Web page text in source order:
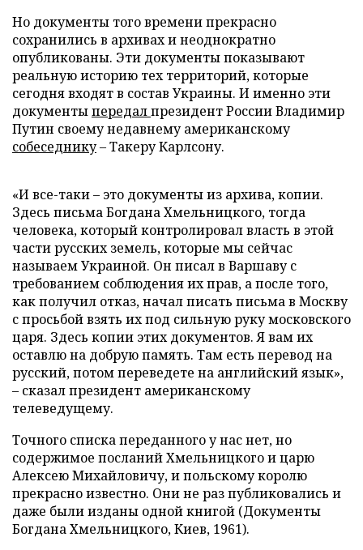
Но документы того времени прекрасно
сохранились в архивах и неоднократно
опубликованы. Эти документы показывают
реальную историю тех территорий, которые
сегодня входят в состав Украины. И именно эти
документыпередалпрезидент России Владимир
Путин своему недавнему американскому
собеседнику– Такеру Карлсону.
«И все-таки – это документы из архива, копии.
Здесь письма Богдана Хмельницкого, тогда
человека, который контролировал власть в этой
части русских земель, которые мы сейчас
называем Украиной. Он писал в Варшаву с
требованием соблюдения их прав, а после того,
как получил отказ, начал писать письма в Москву
с просьбой взять их под сильную руку московского
царя. Здесь копии этих документов. Я вам их
оставлю на добрую память. Там есть перевод на
русский, потом переведете на английский язык»,
– сказал президент американскому
телеведущему.
Точного списка переданного у нас нет, но
содержимое посланий Хмельницкого и царю
Алексею Михайловичу, и польскому королю
прекрасно известно. Они не раз публиковались и
даже были изданы одной книгой (Документы
Богдана Хмельницкого, Киев, 1961).